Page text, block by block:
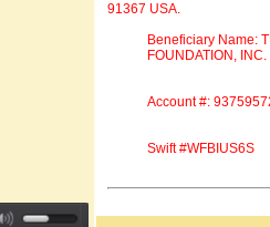
91367 USA.
Beneficiary Name:
FOUNDATION, INC.
Account #:
Swift #WFBIUS6S